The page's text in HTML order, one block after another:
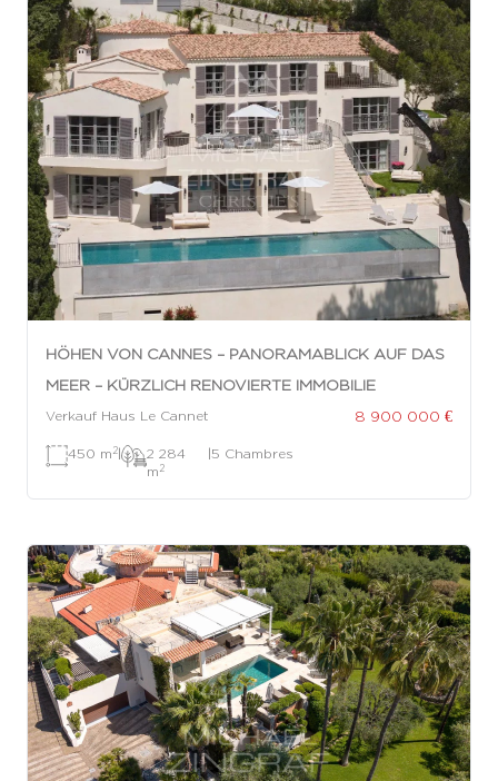
HÖHEN VON CANNES – PANORAMABLICK AUF DAS
MEER – KÜRZLICH RENOVIERTE IMMOBILIE
Verkauf Haus Le Cannet 8 900 000 €
450 m 2|
2 284
m 2
|5 Chambres